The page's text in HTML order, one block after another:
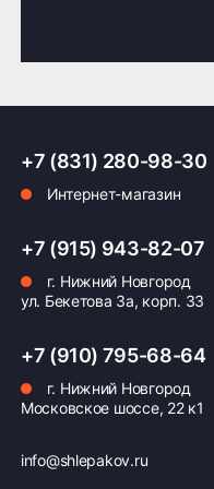
даже в сложных
Мы отправляем
транспортными
Автотрейдинг,
Доставка комплекта
(4 шт) шин или
дисков до
транспортной
Новгороде —
бесплатная
Бесплатно
+7 (831) 280-98-30
Интернет-магазин
+7 (915) 943-82-07
г. Нижний Новгород
ул. Бекетова 3а, корп. 33
+7 (910) 795-68-64
г. Нижний Новгород
Московское шоссе, 22 к1
info@shlepakov.ru